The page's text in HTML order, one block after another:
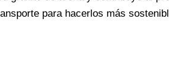
para hacerlos más